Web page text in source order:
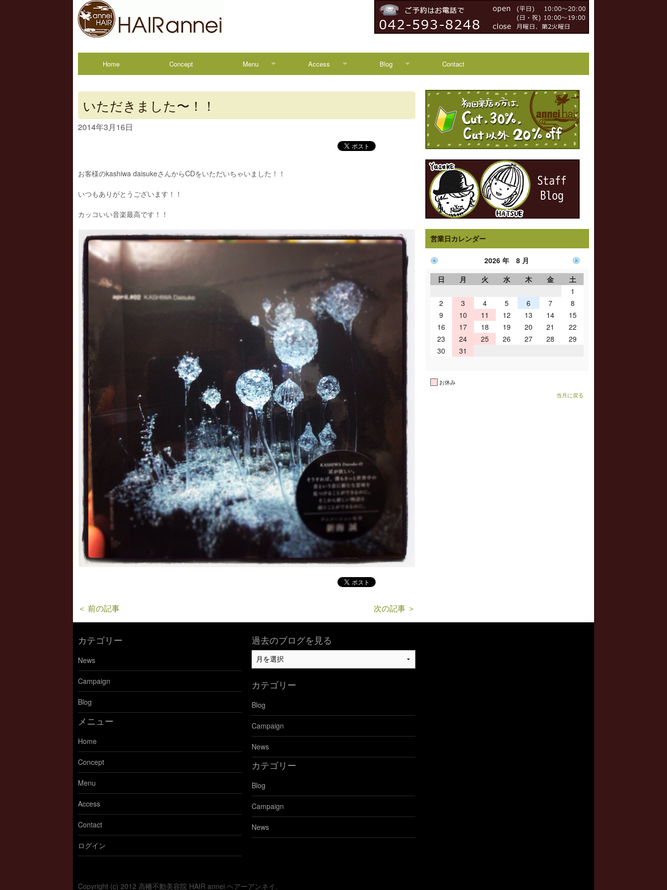
Home Concept Menu Access Blog Contact
いただきました〜！！
2014年3月16日
お客様のkashiwa daisukeさんからCDをいただいちゃいました！！
いつもありがとうございます！！
カッコいい音楽最高です！！
＜ 前の記事 次の記事 ＞
営業日カレンダー
2026 年 8 月
日
月 火 水 木 金
土
1
2
3 4 5 6 7
8
9
10 11 12 13 14
15
16
17 18 19 20 21
22
23
24 25 26 27 28
29
30
31
お休み
当月に戻る
カテゴリー
News
Campaign
Blog
メニュー
Home
Concept
Menu
Access
Contact
ログイン
過去のブログを見る
過
去
ブ
グ
を
見
る
カテゴリー
Blog
Campaign
News
カテゴリー
Blog
Campaign
News
Copyright (c) 2012 高幡不動美容院 HAIR annei ヘアーアンネイ.